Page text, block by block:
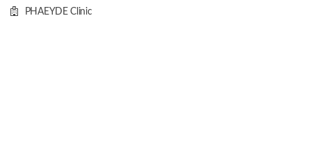
PHAEYDE Clinic